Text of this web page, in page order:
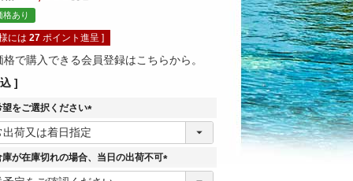
格あり
には 27 ポイント進呈 ]
格で購入できる会員登録はこちらから。
望をご選択ください
(
必
庫が在庫切れの場合、当日の出荷不可
(